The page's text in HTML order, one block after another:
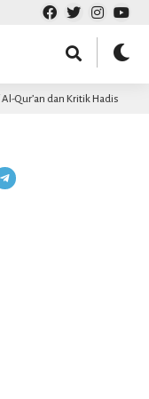
Qur’an dan Kritik Hadis